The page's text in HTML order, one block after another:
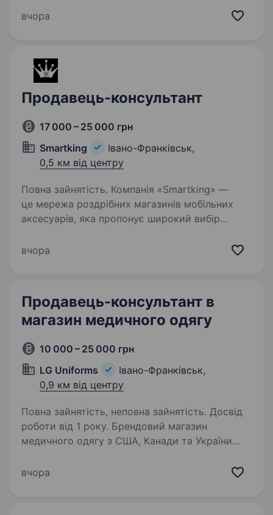
Постійно навчається та розвивається, щоб
вчора
Продавець-консультант
17 000 – 25 000 грн
Smartking
Івано-Франківськ,
0,5 км від центру
Повна зайнятість. Компанія «Smartking» —
це мережа роздрібних магазинів мобільних
аксесуарів, яка пропонує широкий вибір
Ми постійно розвиваємося і шукаємо
вчора
Продавець-консультант в
магазин медичного одягу
10 000 – 25 000 грн
LG Uniforms
Івано-Франківськ,
0,9 км від центру
Повна зайнятість, неповна зайнятість. Досвід
роботи від 1 року. Брендовий магазин
медичного одягу з США, Канади та України
Обов’язки: Продаж товару; Викладення товару
вчора